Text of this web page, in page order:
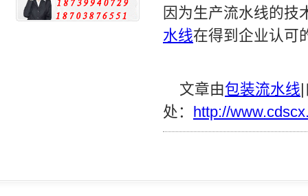
因为生产流水线的技
水线在得到企业认可
文章由包装流水线
处： http://